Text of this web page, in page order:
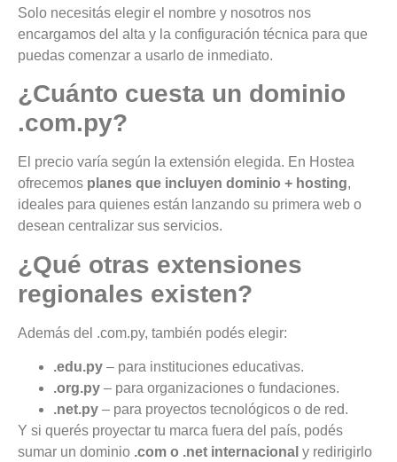
Solo necesitás elegir el nombre y nosotros nos
encargamos del alta y la configuración técnica para que
puedas comenzar a usarlo de inmediato.
¿Cuánto cuesta un dominio
.com.py?
El precio varía según la extensión elegida. En Hostea
ofrecemos planes que incluyen dominio + hosting,
ideales para quienes están lanzando su primera web o
desean centralizar sus servicios.
¿Qué otras extensiones
regionales existen?
Además del .com.py, también podés elegir:
.edu.py – para instituciones educativas.
.org.py – para organizaciones o fundaciones.
.net.py – para proyectos tecnológicos o de red.
Y si querés proyectar tu marca fuera del país, podés
sumar un dominio .com o .net internacional y redirigirlo